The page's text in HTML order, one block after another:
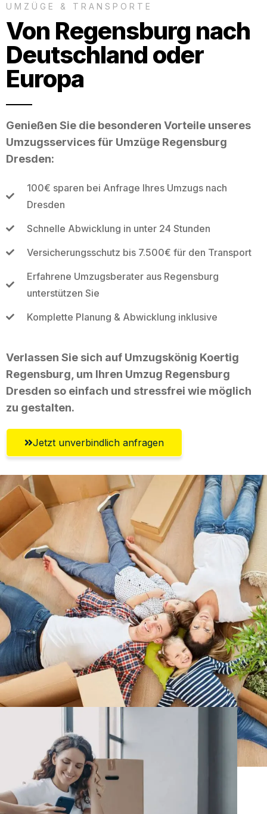
UMZÜGE & TRANSPORTE
Von Regensburg nach
Deutschland oder
Europa
Genießen Sie die besonderen Vorteile unseres
Umzugsservices für Umzüge Regensburg
Dresden:
100€ sparen bei Anfrage Ihres Umzugs nach
Dresden
Schnelle Abwicklung in unter 24 Stunden
Versicherungsschutz bis 7.500€ für den Transport
Erfahrene Umzugsberater aus Regensburg
unterstützen Sie
Komplette Planung & Abwicklung inklusive
Verlassen Sie sich auf Umzugskönig Koertig
Regensburg, um Ihren Umzug Regensburg
Dresden so einfach und stressfrei wie möglich
zu gestalten.
Jetzt unverbindlich anfragen